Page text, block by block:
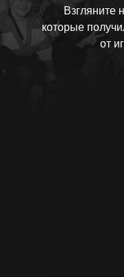
Взгляните
которые
от